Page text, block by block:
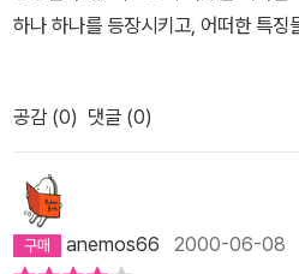
하나 하나를 등장시키고, 어떠한 특징
의 동물의 먹이가 되는 그러한 자연의
지고 확장되어 진다는 것을 느낄 수 있
이야기를 들어보자. “이 나무도 햇빛
좀 적어도 잘 자란답니다. 가까운 숲
아와서 싹을 띄운 거지요.” 햇빛을 받
면 없이도 잘 자라는 잎이 넓은 식물도
공감 (0) 댓글 (0)
anemos66 2000-06-08